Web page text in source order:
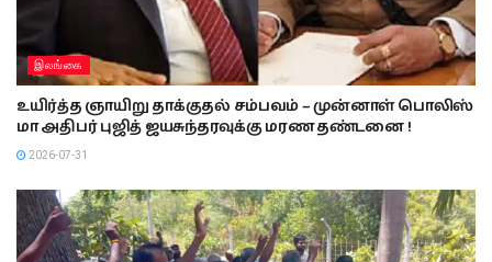
இலங்கை
உயிர்த்த ஞாயிறு தாக்குதல் சம்பவம் – முன்னாள் பொலிஸ்
மா அதிபர் புஜித் ஜயசுந்தரவுக்கு மரண தண்டனை !
2026-07-31